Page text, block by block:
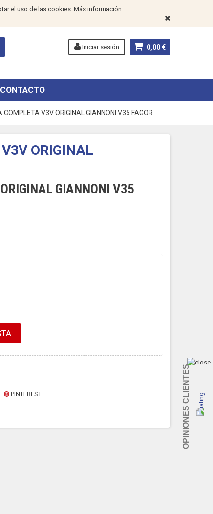
el uso de las cookies. Más información.
0,00 €
Iniciar sesión
CONTACTO
COMPLETA V3V ORIGINAL GIANNONI V35 FAGOR
ORIGINAL
GIANNONI V35
PINTEREST OPINIONES CLIENTES